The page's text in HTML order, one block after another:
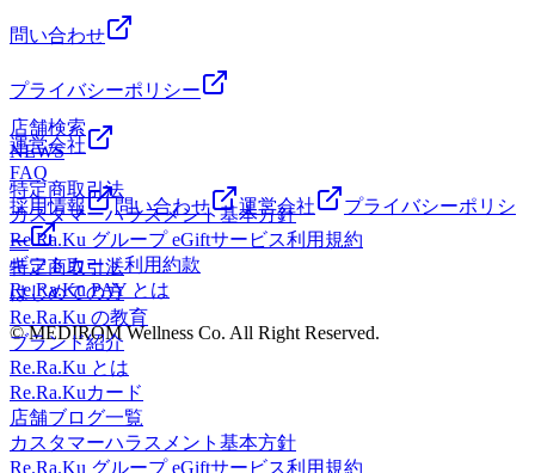
問い合わせ
プライバシーポリシー
運営会社
特定商取引法
カスタマーハラスメント基本方針
Re.Ra.Ku グループ eGiftサービス利用規約
ギフトカード利用約款
Re.Ra.Ku PAY とは
© MEDIROM Wellness Co. All Right Reserved.
店舗検索
NEWS
FAQ
採用情報
問い合わせ 運営会社
プライバシーポリシ
ー
特定商取引法
はじめての方
Re.Ra.Ku の教育
ブランド紹介
Re.Ra.Ku とは
Re.Ra.Kuカード
店舗ブログ一覧
カスタマーハラスメント基本方針
Re.Ra.Ku グループ eGiftサービス利用規約